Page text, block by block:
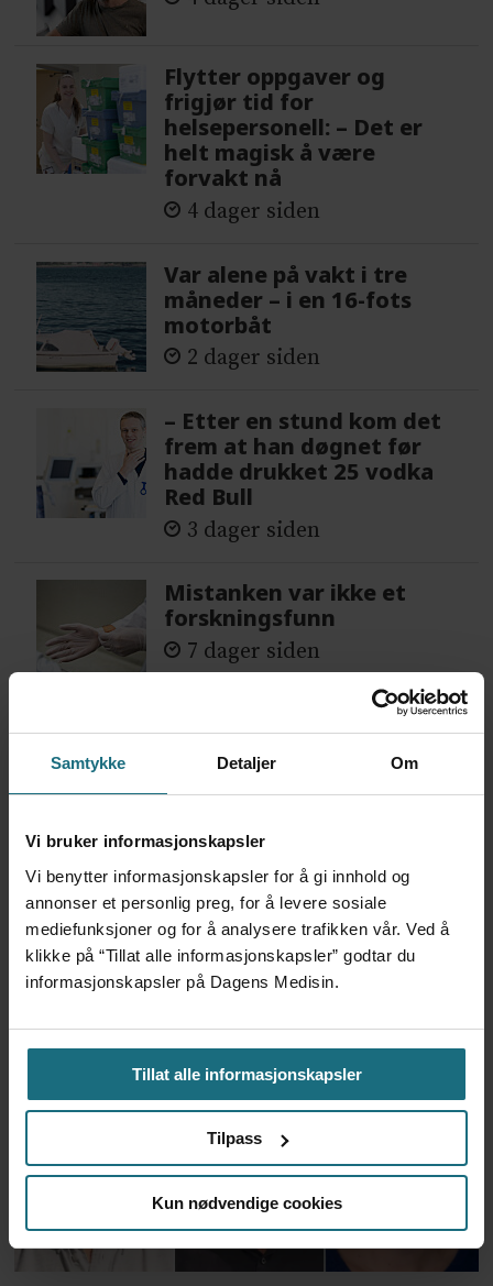
Samtykke Detaljer Om
Vi bruker informasjonskapsler
Vi benytter informasjonskapsler for å gi innhold og
annonser et personlig preg, for å levere sosiale
mediefunksjoner og for å analysere trafikken vår. Ved å
klikke på “Tillat alle informasjonskapsler” godtar du
informasjonskapsler på Dagens Medisin.
Tillat alle informasjonskapsler
Tilpass
Kun nødvendige cookies
Flytter oppgaver og
frigjør tid for
helsepersonell: – Det er
helt magisk å være
forvakt nå
4 dager siden
Var alene på vakt i tre
måneder – i en 16-fots
motorbåt
2 dager siden
– Etter en stund kom det
frem at han døgnet før
hadde drukket 25 vodka
Red Bull
3 dager siden
Mistanken var ikke et
forskningsfunn
7 dager siden
Apoteker over hele landet